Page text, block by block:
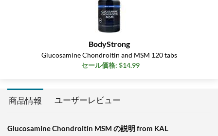
BodyStrong
Glucosamine Chondroitin and MSM 120 tabs
セール価格: $14.99
商品情報 ユーザーレビュー
Glucosamine Chondroitin MSM の説明 from KAL